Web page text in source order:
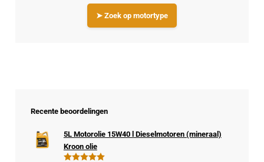
➤ Zoek op motortype
Recente beoordelingen
5L Motorolie 15W40 l Dieselmotoren (mineraal)
Kroon olie